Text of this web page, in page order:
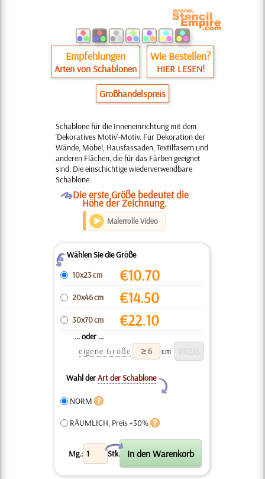
Empfehlungen
Arten von Schablonen
Wie Bestellen?
HIER LESEN!
Großhandelspreis
Schablone für die Inneneinrichtung mit dem
'Dekoratives Motiv'-Motiv. Für Dekoration der
Wände, Möbel, Hausfassaden, Textilfasern und
anderen Flächen, die für das Färben geeignet
sind. Die einschichtige wiederverwendbare
Schablone.
ODie erste Größe bedeutet die
Höhe der Zeichnung.
Malerrolle Video
ZWählen Sie die Größe
10x23 cm
€10.70
20x46 cm €14.50
30x70 cm €22.10
... oder ...
eigene Größe
cm
Wahl derArt der Schablone
Y
NORM
RÄUMLICH, Preis +30%
Mg.: Stk.
X